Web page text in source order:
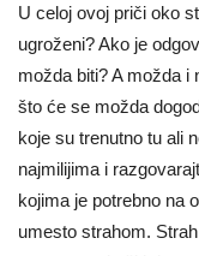
U celoj ovoj priči oko
ugroženi? Ako je
možda biti? A možda i
što će se možda
koje su trenutno tu ali
najmilijima i
kojima je potrebno na
umesto strahom.